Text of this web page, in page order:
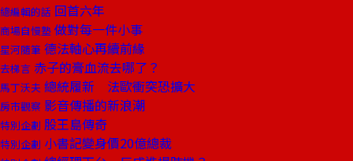
總編輯的話 回首六年
商場自慢塾 做對每一件小事
星河隨筆 德法軸心再續前緣
去梯言 赤子的膏血流去哪了？
馬丁沃夫 總統履新 法歐衝突恐擴大
房市觀察 影音傳播的新浪潮
特別企劃 股王島傳奇
特別企劃 小書記變身價20億總裁